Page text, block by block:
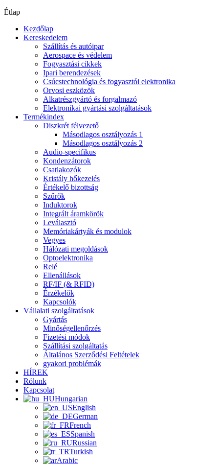
Étlap
Kezdőlap
Kereskedelem
Szállítás és autóipar
Aerospace és védelem
Fogyasztási cikkek
Ipari berendezések
Csúcstechnológia és fogyasztói elektronika
Orvosi eszközök
Alkatrészgyártó és forgalmazó
Elektronikai gyártási szolgáltatások
Termékindex
Diszkrét félvezető
Másodlagos osztályozás 1
Másodlagos osztályozás 2
Audio-specifikus
Kondenzátorok
Csatlakozók
Kristály hőkezelés
Értékelő bizottság
Szűrők
Induktorok
Integrált áramkörök
Leválasztó
Memóriakártyák és modulok
Vegyes
Hálózati megoldások
Optoelektronika
Relé
Ellenállások
RF/IF (& RFID)
Érzékelők
Kapcsolók
Vállalati szolgáltatások
Gyártás
Minőségellenőrzés
Fizetési módok
Szállítási szolgáltatás
Általános Szerződési Feltételek
gyakori problémák
HÍREK
Rólunk
Kapcsolat
Hungarian
English
German
French
Spanish
Russian
Turkish
Arabic